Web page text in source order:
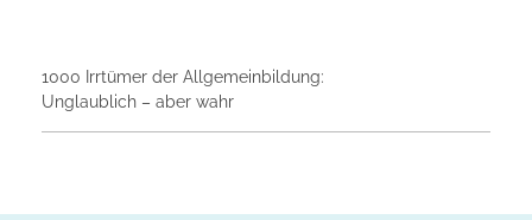
1000 Irrtümer der Allgemeinbildung:
Unglaublich – aber wahr